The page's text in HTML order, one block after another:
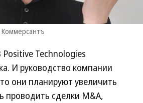
Positive Technologies
И руководство компании
они планируют увеличить
проводить сделки M&A,